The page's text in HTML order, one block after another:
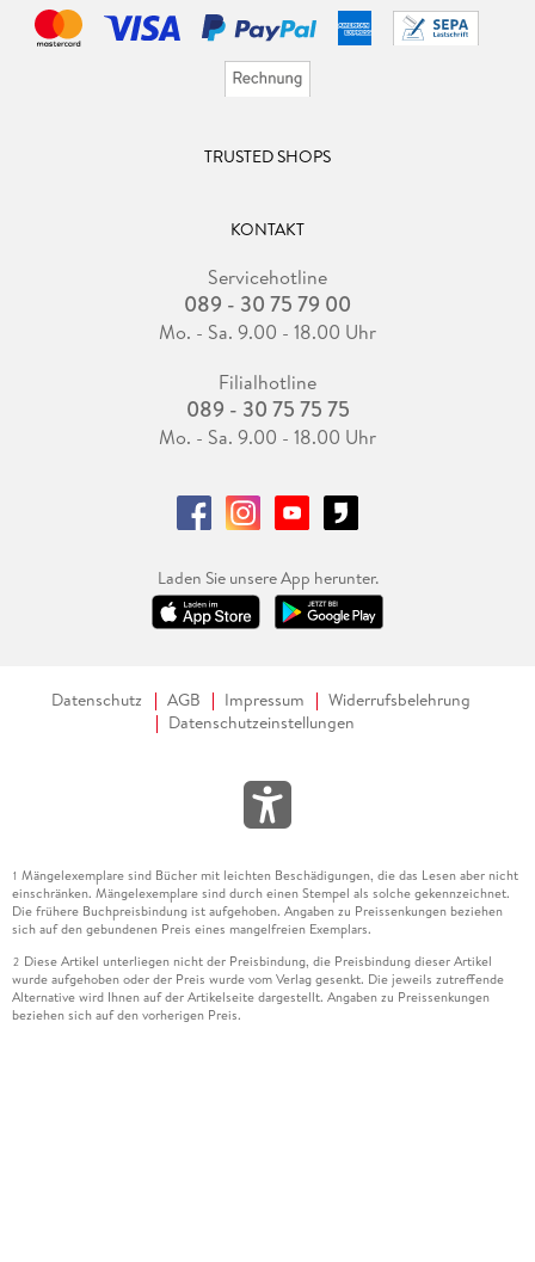
TRUSTED SHOPS
KONTAKT
Servicehotline
089 - 30 75 79 00
Mo. - Sa. 9.00 - 18.00 Uhr
Filialhotline
089 - 30 75 75 75
Mo. - Sa. 9.00 - 18.00 Uhr
Laden Sie unsere App herunter.
Datenschutz AGB Impressum
Widerrufsbelehrung
Datenschutzeinstellungen
1 Mängelexemplare sind Bücher mit leichten Beschädigungen, die das Lesen aber nicht
einschränken. Mängelexemplare sind durch einen Stempel als solche gekennzeichnet.
Die frühere Buchpreisbindung ist aufgehoben. Angaben zu Preissenkungen beziehen
sich auf den gebundenen Preis eines mangelfreien Exemplars.
2 Diese Artikel unterliegen nicht der Preisbindung, die Preisbindung dieser Artikel
wurde aufgehoben oder der Preis wurde vom Verlag gesenkt. Die jeweils zutreffende
Alternative wird Ihnen auf der Artikelseite dargestellt. Angaben zu Preissenkungen
beziehen sich auf den vorherigen Preis.